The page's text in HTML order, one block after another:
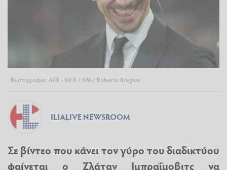
Φωτογραφία: ΑΠΕ - ΜΠΕ / EPA / Roberto Bregani
ILIALIVE NEWSROOM
Σε βίντεο που κάνει τον γύρο του διαδικτύου
φαίνεται ο Ζλάταν Ιμπραΐμοβιτς να